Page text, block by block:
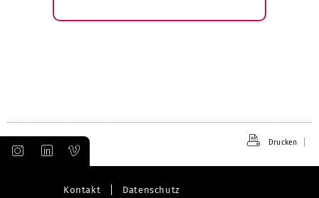
Drucken
Kontakt Datenschutz